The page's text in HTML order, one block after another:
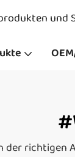
und
richtigen